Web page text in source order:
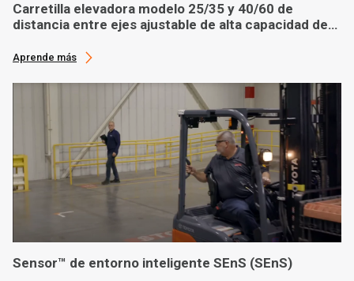
Carretilla elevadora modelo 25/35 y 40/60 de
distancia entre ejes ajustable de alta capacidad de
Aprende más
Sensor™ de entorno inteligente SEnS (SEnS)